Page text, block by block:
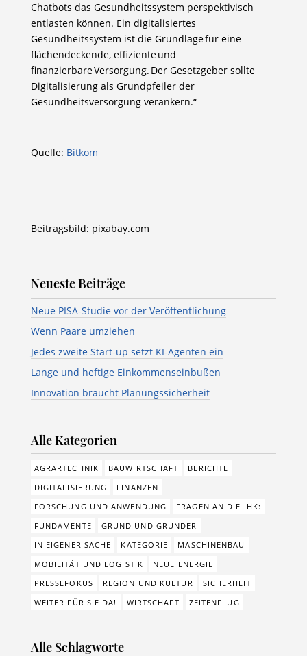
Chatbots das Gesundheitssystem perspektivisch
entlasten können. Ein digitalisiertes
Gesundheitssystem ist die Grundlage für eine
flächendeckende, effiziente und
finanzierbare Versorgung. Der Gesetzgeber sollte
Digitalisierung als Grundpfeiler der
Gesundheitsversorgung verankern.“
Quelle: Bitkom
Beitragsbild: pixabay.com
Neueste Beiträge
Neue PISA-Studie vor der Veröffentlichung
Wenn Paare umziehen
Jedes zweite Start-up setzt KI-Agenten ein
Lange und heftige Einkommenseinbußen
Innovation braucht Planungssicherheit
Alle Kategorien
AGRARTECHNIK BAUWIRTSCHAFT
BERICHTE
DIGITALISIERUNG
FINANZEN
FORSCHUNG UND ANWENDUNG
FRAGEN AN DIE IHK:
FUNDAMENTE
GRUND UND GRÜNDER
IN EIGENER SACHE
KATEGORIE
MASCHINENBAU
MOBILITÄT UND LOGISTIK
NEUE ENERGIE
PRESSEFOKUS
REGION UND KULTUR
SICHERHEIT
WEITER FÜR SIE DA!
WIRTSCHAFT ZEITENFLUG
Alle Schlagworte